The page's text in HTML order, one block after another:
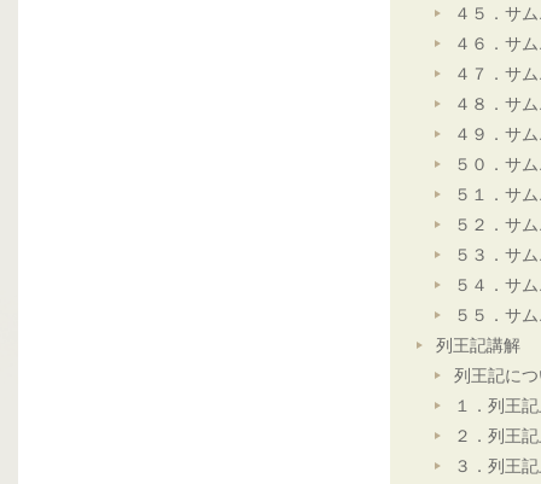
４５．サ
４６．サ
４７．サ
４８．サ
４９．サ
５０．サ
５１．サ
５２．サ
５３．サ
５４．サ
５５．サ
列王記講解
列王記に
１．列王
２．列王
３．列王